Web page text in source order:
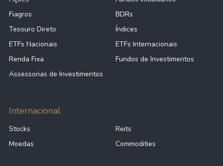
0,18%
BAER39 0,17% 0,00
BEWJ39 0,13%
BIWM39
0,03%
Fiagros
BDRs
Tesouro Direto
Índices
ETFs Nacionais
ETFs Internacionais
Renda Fixa
Fundos de Investimentos
Assessorias de Investimentos
Internacional
Stocks
Reits
Moedas
Commodities